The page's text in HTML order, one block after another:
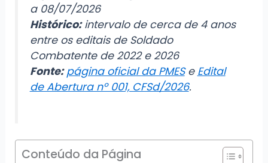
a 08/07/2026
Histórico:intervalo de cerca de 4 anos
entre os editais de Soldado
Combatente de 2022 e 2026
Fonte: página oficial da PMESe Edital
de Abertura nº 001, CFSd/2026.
Conteúdo da Página